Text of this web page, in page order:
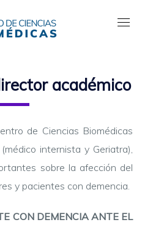
académico
de Ciencias Biomédicas
internista y Geriatra),
sobre la afección del
y pacientes con demencia.
CON DEMENCIA ANTE EL